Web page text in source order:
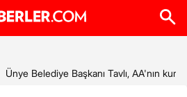
Ünye Belediye Başkanı Tavlı, AA'nın